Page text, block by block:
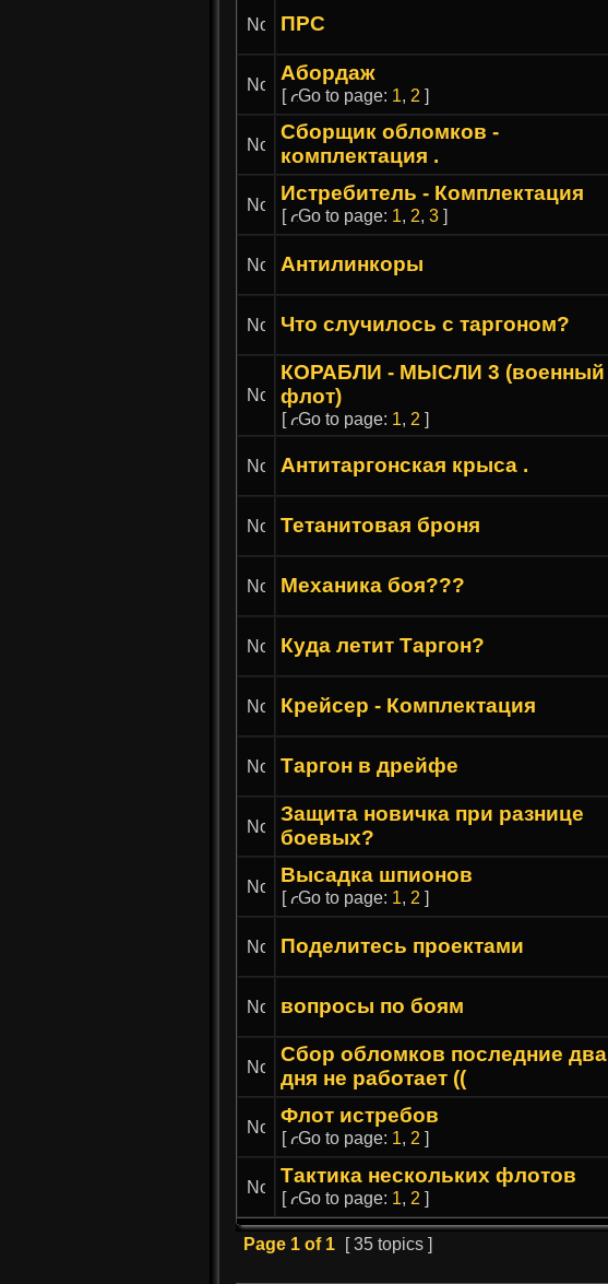
ПРС
Абордаж
[ Go to page: 1, 2 ]
Сборщик обломков -
комплектация .
Истребитель - Комплектация
[ Go to page: 1, 2, 3 ]
Антилинкоры
Что случилось с таргоном?
КОРАБЛИ - МЫСЛИ 3 (военный
флот)
[ Go to page: 1, 2 ]
Антитаргонская крыса .
Тетанитовая броня
Механика боя???
Куда летит Таргон?
Крейсер - Комплектация
Таргон в дрейфе
Защита новичка при разнице
боевых?
Высадка шпионов
[ Go to page: 1, 2 ]
Поделитесь проектами
вопросы по боям
Сбор обломков последние два
дня не работает ((
Флот истребов
[ Go to page: 1, 2 ]
Тактика нескольких флотов
[ Go to page: 1, 2 ]
Page 1 of 1 [ 35 topics ]